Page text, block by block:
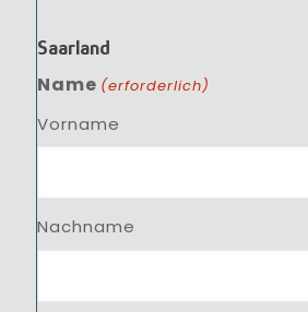
Saarland
Name (erforderlich)
Vorname
Nachname